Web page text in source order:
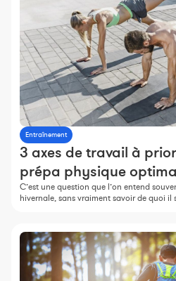
Entraînement
3 axes de travail à
prépa physique
C’est une question que l’on entend
hivernale, sans vraiment savoir de quoi il